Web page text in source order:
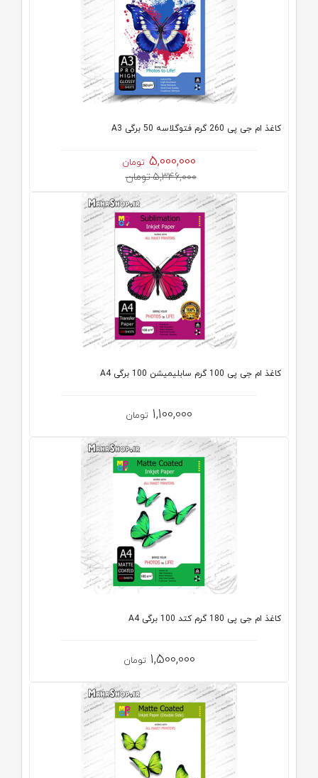
کاغذ ام جی پی 260 گرم فتوگلاسه 50 برگی A3
5,000,000 تومان
5,346,000 تومان
کاغذ ام جی پی 100 گرم سابلیمیشن 100 برگی A4
1,100,000 تومان
کاغذ ام جی پی 180 گرم کتد 100 برگی A4
1,500,000 تومان